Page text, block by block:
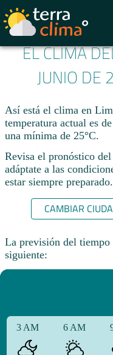
EL CLIMA
JUNIO DE
Así está el clima en
temperatura actual es
una mínima de 25°C.
Revisa el pronóstico
adáptate a las
estar siempre preparado.​
CAMBIAR
La previsión del tiempo
siguiente:
3 AM 6 AM